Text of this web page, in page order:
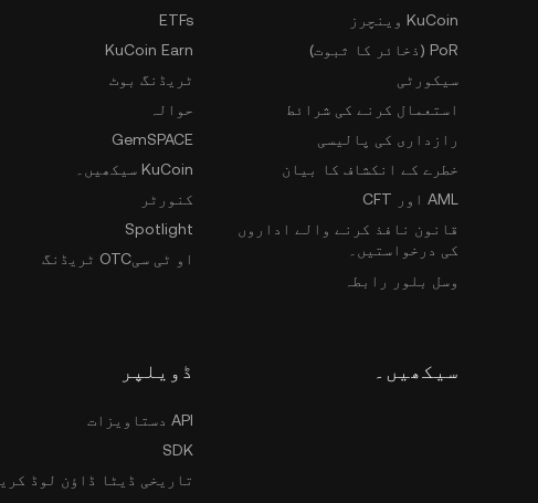
KuCoin وینچرز
PoR (ذخائر کا ثبوت)
سیکورٹی
استعمال کرنے کی شرائط
رازداری کی پالیسی
خطرے کے انکشاف کا بیان
AML اور CFT
قانون نافذ کرنے والے اداروں
کی درخواستیں۔
وسل بلور رابطہ
ETFs
KuCoin Earn
ٹریڈنگ بوٹ
حوالہ
GemSPACE
KuCoin سیکھیں۔
کنورٹر
Spotlight
او ٹی سیOTC ٹریڈنگ
سیکھیں۔ ڈویلپر
API دستاویزات
SDK
تاریخی ڈیٹا ڈاؤن لوڈ